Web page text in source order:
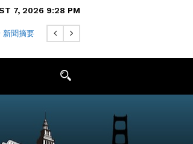
7, 2026 9:28 PM
新聞摘要